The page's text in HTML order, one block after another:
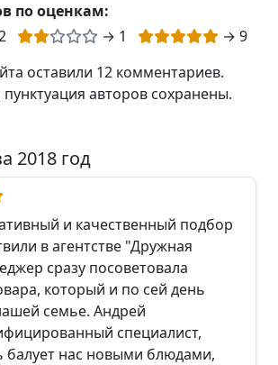
по оценкам:
→ 1
→ 9
оставили 12 комментариев.
авторов сохранены.
2018 год
и качественный подбор
в агентстве "Дружная
сразу посоветовала
который и по сей день
семье. Андрей
специалист,
балует нас новыми блюдами,